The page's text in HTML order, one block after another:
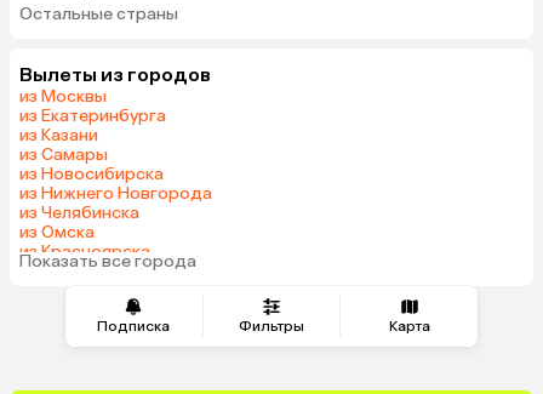
Подписка Фильтры Карта
ОАЭ
Кипр
Саудовская Аравия
Остальные страны
Вылеты из городов
из Москвы
из Екатеринбурга
из Казани
из Самары
из Новосибирска
из Нижнего Новгорода
из Челябинска
из Омска
из Красноярска
из Волгограда
Показать все города